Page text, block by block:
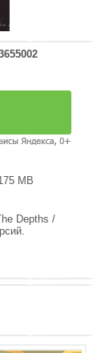
MB
Depths /